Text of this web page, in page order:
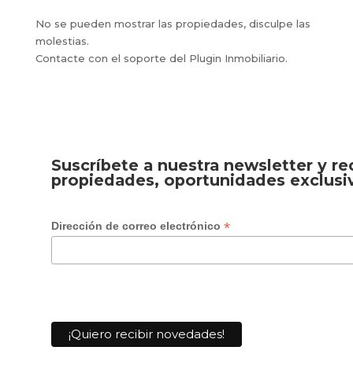
No se pueden mostrar las propiedades, disculpe las
molestias.
Contacte con el soporte del Plugin Inmobiliario.
Suscríbete a nuestra newsletter y
propiedades, oportunidades
Dirección de correo electrónico *